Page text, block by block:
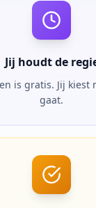
Jij houdt de
is gratis. Jij kiest
gaat.